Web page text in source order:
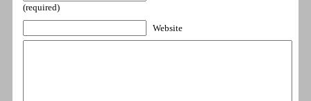
(required)
Website